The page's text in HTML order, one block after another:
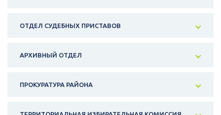
ОТДЕЛ СУДЕБНЫХ ПРИСТАВОВ
АРХИВНЫЙ ОТДЕЛ
ПРОКУРАТУРА РАЙОНА